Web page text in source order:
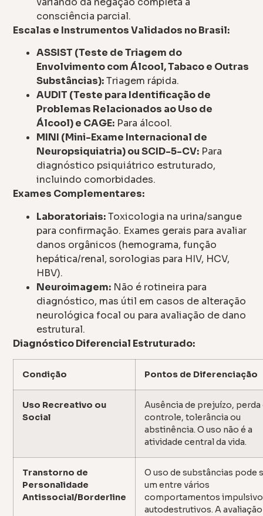
consciência parcial.
Escalas e Instrumentos Validados no Brasil:
ASSIST (Teste de Triagem do
Envolvimento com Álcool, Tabaco e Outras
Substâncias):Triagem rápida.
AUDIT (Teste para Identificação de
Problemas Relacionados ao Uso de
Álcool) e CAGE: Para álcool.
MINI (Mini-Exame Internacional de
Neuropsiquiatria) ou SCID-5-CV: Para
diagnóstico psiquiátrico estruturado,
incluindo comorbidades.
Exames Complementares:
Laboratoriais:Toxicologia na urina/sangue
para confirmação. Exames gerais para avaliar
danos orgânicos (hemograma, função
hepática/renal, sorologias para HIV, HCV,
HBV).
Neuroimagem: Não é rotineira para
diagnóstico, mas útil em casos de alteração
neurológica focal ou para avaliação de dano
estrutural.
Diagnóstico Diferencial Estruturado:
Condição Pontos de Diferenciação
Uso Recreativo ou
Social
Ausência de prejuízo, perda
controle, tolerância ou
abstinência. O uso não é a
atividade central da vida.
Transtorno de
Personalidade
Antissocial/Borderline
O uso de substâncias pode
um entre vários
comportamentos
autodestrutivos. A avaliação